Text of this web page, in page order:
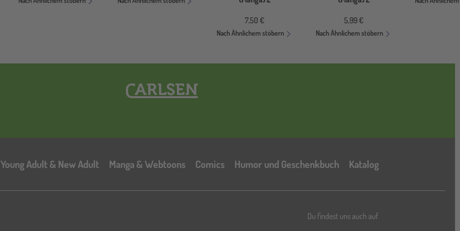
7,50 €
Nach Ähnlichem stöbern
5,99 €
Nach Ähnlichem stöbern
Hauptnavigation
Young Adult & New Adult Manga & Webtoons Comics Humor und Geschenkbuch Katalog
Katalog
Du findest uns auch auf